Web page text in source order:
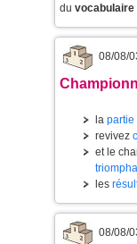
du vocabulaire
08/08/
la partie
revivez
et le
les
08/08/